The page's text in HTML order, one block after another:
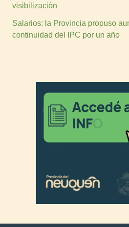
visibilización
Salarios: la Provincia propuso
continuidad del IPC por un año